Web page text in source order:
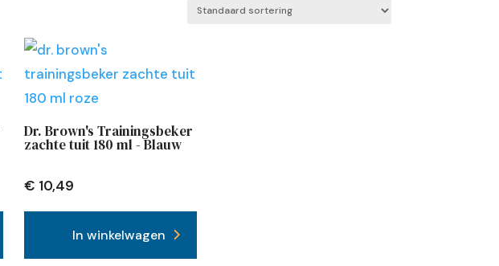
Dr. Brown's Trainingsbeker
zachte tuit 180 ml - Blauw
€ 10,49
In winkelwagen